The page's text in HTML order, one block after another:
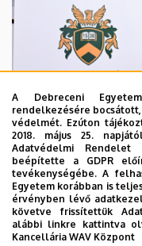
2026. augusztus 5.
A Debreceni
rendelkezésére
védelmét. Ezúton
2018. május 25.
Adatvédelmi
beépítette a GDPR
tevékenységébe. A
Egyetem korábban is
érvényben lévő
követve frissítettük
alábbi linkre kattintva
Kancellária WAV Központ